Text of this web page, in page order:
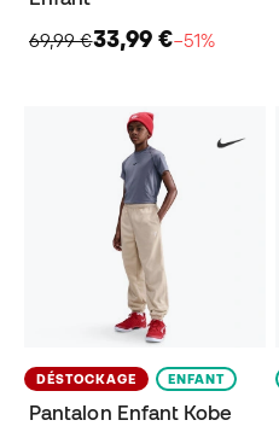
69,99 €33,99 €−51%
DÉSTOCKAGE ENFANT
Pantalon Enfant Kobe